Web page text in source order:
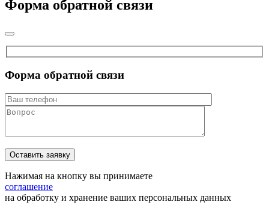
Форма обратной связи
Форма обратной связи
Нажимая на кнопку вы принимаете
соглашение
на обработку и хранение ваших персональных данных